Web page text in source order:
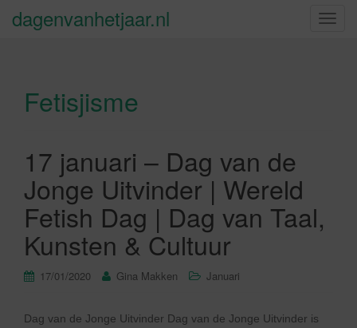
S
dagenvanhetjaar.nl
Fetisjisme
17 januari – Dag van de
Jonge Uitvinder | Wereld
Fetish Dag | Dag van Taal,
Kunsten & Cultuur
17/01/2020 Gina Makken Januari
Dag van de Jonge Uitvinder Dag van de Jonge Uitvinder is